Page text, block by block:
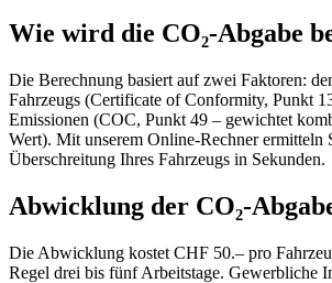
Wie wird die CO₂-Abgabe
Die Berechnung basiert auf zwei Faktoren:
Fahrzeugs (Certificate of Conformity, Punkt
Emissionen (COC, Punkt 49 – gewichtet
Wert). Mit unserem Online-Rechner ermitteln
Überschreitung Ihres Fahrzeugs in Sekunden.
Abwicklung der CO₂-
Die Abwicklung kostet CHF 50.– pro
Regel drei bis fünf Arbeitstage. Gewerbliche